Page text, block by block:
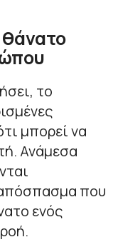
θάνατο
το
μπορεί να
Ανάμεσα
απόσπασμα που
ενός